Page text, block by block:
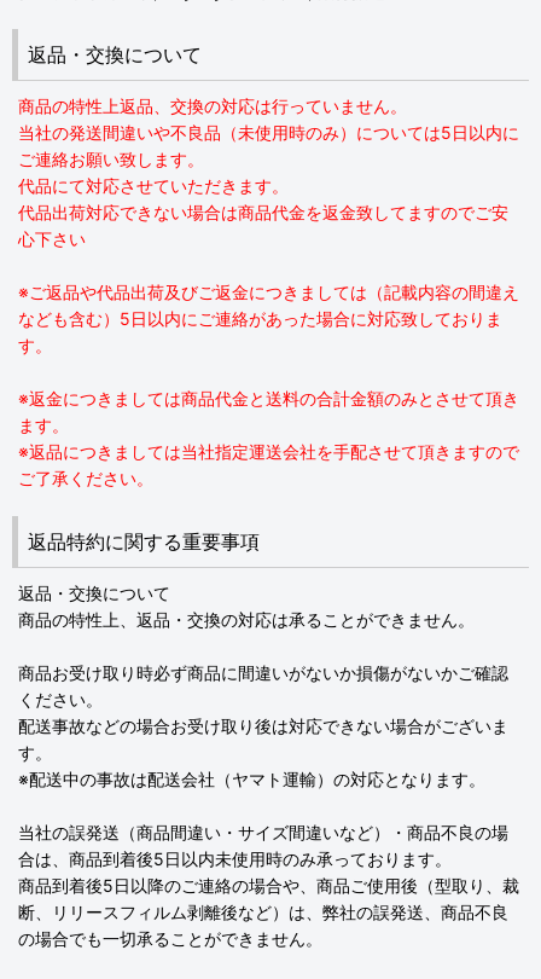
返品・交換について
商品の特性上返品、交換の対応は行っていません。
当社の発送間違いや不良品（未使用時のみ）については5日以内に
ご連絡お願い致します。
代品にて対応させていただきます。
代品出荷対応できない場合は商品代金を返金致してますのでご安
心下さい
※ご返品や代品出荷及びご返金につきましては（記載内容の間違え
なども含む）5日以内にご連絡があった場合に対応致しておりま
す。
※返金につきましては商品代金と送料の合計金額のみとさせて頂き
ます。
※返品につきましては当社指定運送会社を手配させて頂きますので
ご了承ください。
返品特約に関する重要事項
返品・交換について
商品の特性上、返品・交換の対応は承ることができません。
商品お受け取り時必ず商品に間違いがないか損傷がないかご確認
ください。
配送事故などの場合お受け取り後は対応できない場合がございま
す。
※配送中の事故は配送会社（ヤマト運輸）の対応となります。
当社の誤発送（商品間違い・サイズ間違いなど）・商品不良の場
合は、商品到着後5日以内未使用時のみ承っております。
商品到着後5日以降のご連絡の場合や、商品ご使用後（型取り、裁
断、リリースフィルム剥離後など）は、弊社の誤発送、商品不良
の場合でも一切承ることができません。